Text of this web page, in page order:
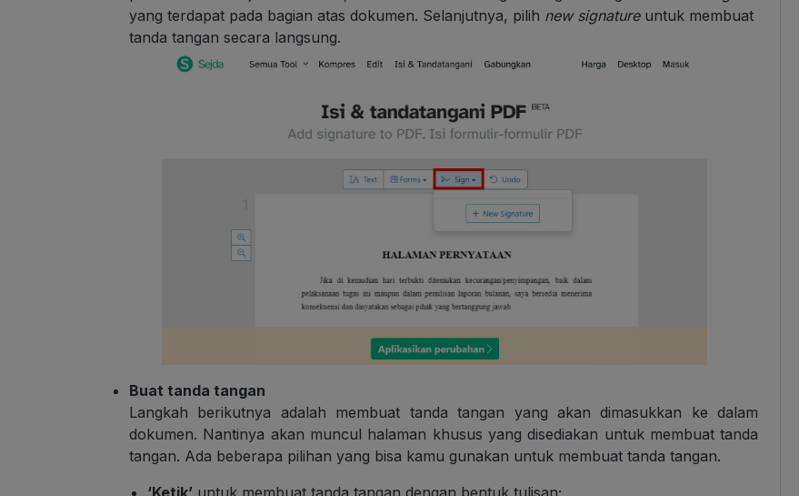
yang terdapat pada bagian atas dokumen. Selanjutnya, pilih new signatureuntuk membuat
tanda tangan secara langsung.
Buat tanda tangan
Langkah berikutnya adalah membuat tanda tangan yang akan dimasukkan ke dalam
dokumen. Nantinya akan muncul halaman khusus yang disediakan untuk membuat tanda
tangan. Ada beberapa pilihan yang bisa kamu gunakan untuk membuat tanda tangan.